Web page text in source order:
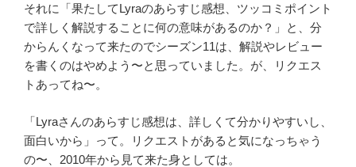
それに「果たしてLyraのあらすじ感想、ツッコミポイント
で詳しく解説することに何の意味があるのか？」と、分
からんくなって来たのでシーズン11は、解説やレビュー
を書くのはやめよう〜と思っていました。が、リクエス
トあってね〜。
「Lyraさんのあらすじ感想は、詳しくて分かりやすいし、
面白いから」って。リクエストがあると気になっちゃう
の〜、2010年から見て来た身としては。